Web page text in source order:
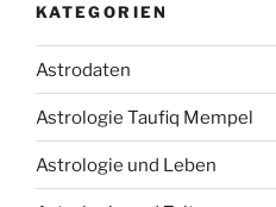
KATEGORIEN
Astrodaten
Astrologie Taufiq Mempel
Astrologie und Leben